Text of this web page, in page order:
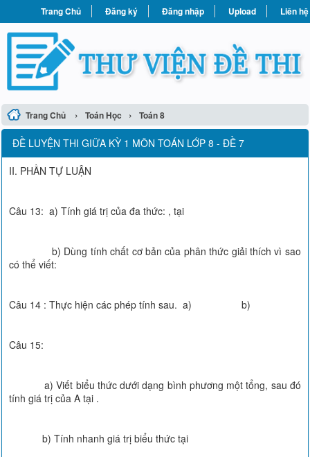
Trang Chủ Đăng ký Đăng nhập Upload Liên hệ
Trang Chủ › Toán Học › Toán 8
ĐỀ LUYỆN THI GIỮA KỲ 1 MÔN TOÁN LỚP 8 - ĐỀ 7
II. PHẦN TỰ LUẬN
Câu 13: a) Tính giá trị của đa thức: , tại
b) Dùng tính chất cơ bản của phân thức giải thích vì sao
có thể viết:
Câu 14 : Thực hiện các phép tính sau. a) b)
Câu 15:
a) Viết biểu thức dưới dạng bình phương một tổng, sau đó
tính giá trị của A tại .
b) Tính nhanh giá trị biểu thức tại